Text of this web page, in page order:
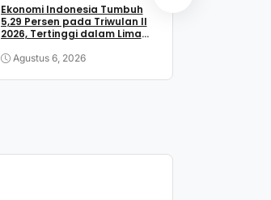
Ekonomi Indonesia Tumbuh
5,29 Persen pada Triwulan II
2026, Tertinggi dalam Lima
Agustus 6, 2026